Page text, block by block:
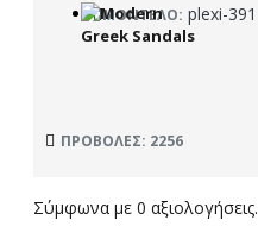
ΜΟΝΤΈΛΟ: plexi-391
ΠΡΟΒΟΛΈΣ: 2256
Σύμφωνα με 0 αξιολογήσεις.